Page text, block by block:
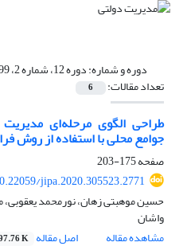
دوره و شماره:دوره 12، شماره 2، 1399
تعداد مقالات: 6
طراحی الگوی مرحله‌ای
جوامع محلی با استفاده از روش
صفحه175-203
jipa.2020.305523.2771
حسین موهبتی زهان، نورمحمد
واشان
مشاهده مقاله
اصل مقاله K